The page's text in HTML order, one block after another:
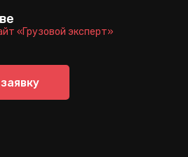
«Грузовой эксперт»